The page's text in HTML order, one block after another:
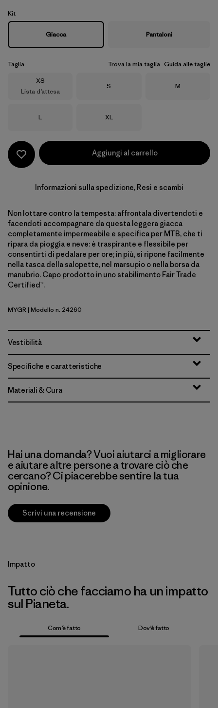
Kit
Giacca Pantaloni
Taglia Trova la mia taglia Guida alle taglie
Taglia
XS
Lista d’attesa
Taglia
S Taglia
M
Taglia
L Taglia
XL
Aggiungi al carrello
Informazioni sulla spedizione, Resi e scambi
Non lottare contro la tempesta: affrontala divertendoti e
facendoti accompagnare da questa leggera giacca
completamente impermeabile e specifica per MTB, che ti
ripara da pioggia e neve: è traspirante e flessibile per
consentirti di pedalare per ore; in più, si ripone facilmente
nella tasca della salopette, nel marsupio o nella borsa da
manubrio. Capo prodotto in uno stabilimento Fair Trade
Certified™.
May Grey
MYGR| Modello n. 24260
Vestibilità
Specifiche e caratteristiche
Materiali & Cura
Hai una domanda? Vuoi aiutarci a migliorare
e aiutare altre persone a trovare ciò che
cercano? Ci piacerebbe sentire la tua
opinione.
Scrivi una recensione
Impatto
Tutto ciò che facciamo ha un impatto
sul Pianeta.
Com’è fatto Dov’è fatto